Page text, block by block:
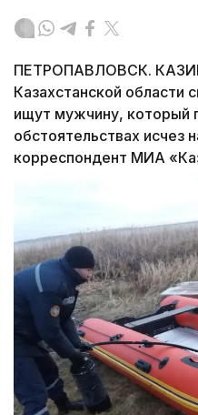
ПЕТРОПАВЛОВСК.
Казахстанской области
ищут мужчину, который
обстоятельствах исчез
корреспондент МИА